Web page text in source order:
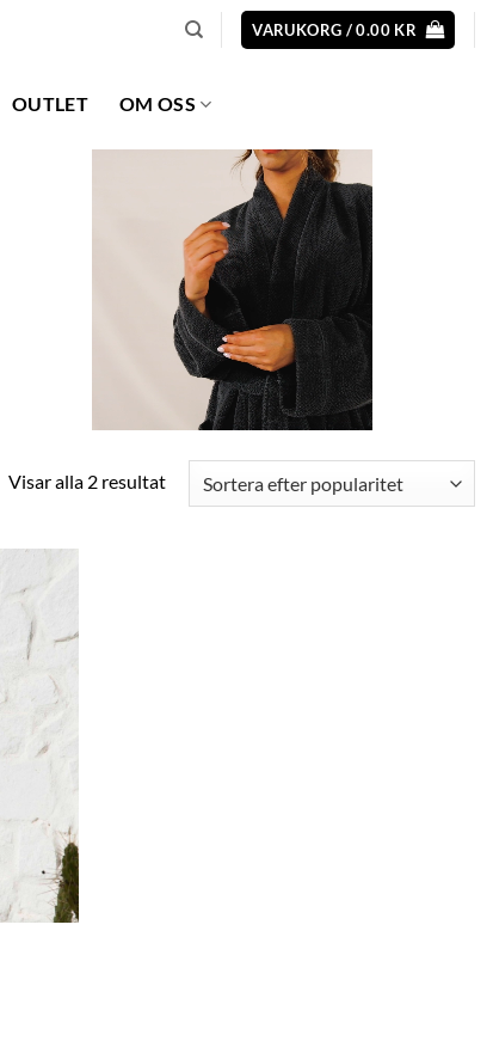
VARUKORG /0.00 KR
OUTLET OM OSS
Visar alla 2 resultatSortera
efter